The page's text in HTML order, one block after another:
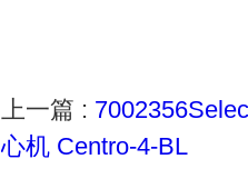
上一篇 :
心机 Centro-4-BL